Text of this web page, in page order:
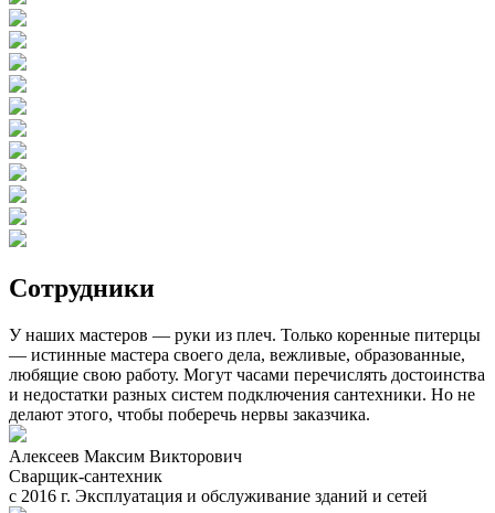
Сотрудники
У наших мастеров — руки из плеч. Только коренные питерцы
— истинные мастера своего дела, вежливые, образованные,
любящие свою работу. Могут часами перечислять достоинства
и недостатки разных систем подключения сантехники. Но не
делают этого, чтобы поберечь нервы заказчика.
Алексеев Максим Викторович
Сварщик-сантехник
с 2016 г. Эксплуатация и обслуживание зданий и сетей